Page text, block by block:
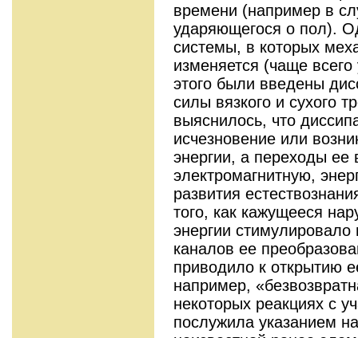
времени (например в
ударяющегося о пол).
системы, в которых
изменяется (чаще
этого были введены
силы вязкого и сухого
выяснилось, что
исчезновение или
энергии, а переходы
электромагнитную,
развития
того, как кажущееся
энергии стимулировало
каналов ее
приводило к открытию
например,
некоторых реакциях с
послужила указанием